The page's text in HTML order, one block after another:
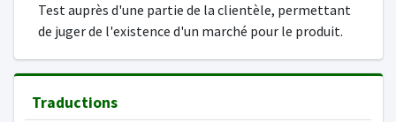
Test auprès d'une partie de la clientèle, permettant
de juger de l'existence d'un marché pour le produit.
Traductions